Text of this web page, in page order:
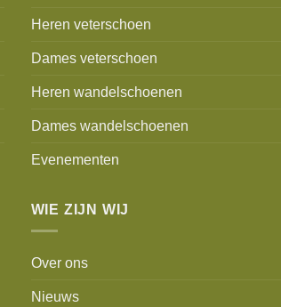
Heren veterschoen
Dames veterschoen
Heren wandelschoenen
Dames wandelschoenen
Evenementen
WIE ZIJN WIJ
Over ons
Nieuws